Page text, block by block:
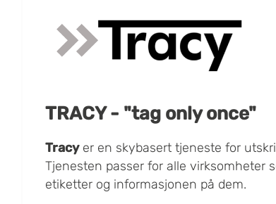
TRACY - "tag only once"
Tracyer en skybasert tjeneste for
Tjenesten passer for alle virksomheter
etiketter og informasjonen på dem.